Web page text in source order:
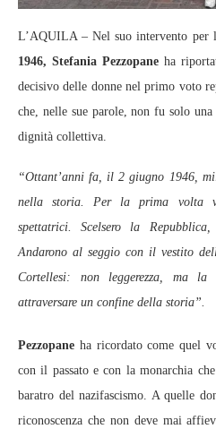
L’AQUILA – Nel suo intervento per
1946, Stefania Pezzopane ha
decisivo delle donne nel primo voto
che, nelle sue parole, non fu solo
dignità collettiva.
“Ottant’anni fa, il 2 giugno 1946,
nella storia. Per la prima volta
spettatrici. Scelsero la
Andarono al seggio con il vestito
Cortellesi: non leggerezza, ma
attraversare un confine della storia”.
Pezzopane ha ricordato come quel
con il passato e con la monarchia
baratro del nazifascismo. A quelle
riconoscenza che non deve mai